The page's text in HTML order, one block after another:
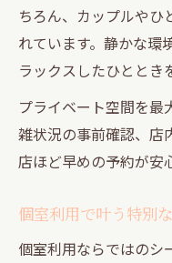
ちろん、カップルやひ
れています。静かな環
ラックスしたひととき
プライベート空間を最
雑状況の事前確認、店
店ほど早めの予約が安
個室利用で叶う特別
個室利用ならではのシ